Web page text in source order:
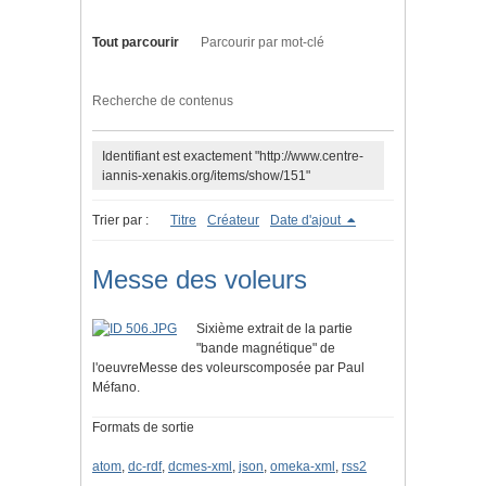
Tout parcourir Parcourir par mot-clé
Recherche de contenus
Identifiant est exactement "http://www.centre-
iannis-xenakis.org/items/show/151"
Trier par : Titre Créateur Date d'ajout
Messe des voleurs
Sixième extrait de la partie
"bande magnétique" de
l'oeuvreMesse des voleurscomposée par Paul
Méfano.
Formats de sortie
atom, dc-rdf, dcmes-xml , json, omeka-xml , rss2